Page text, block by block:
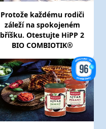
Protože každému rodiči
záleží na spokojeném
bříšku. Otestujte HiPP 2
BIO COMBIOTIK®